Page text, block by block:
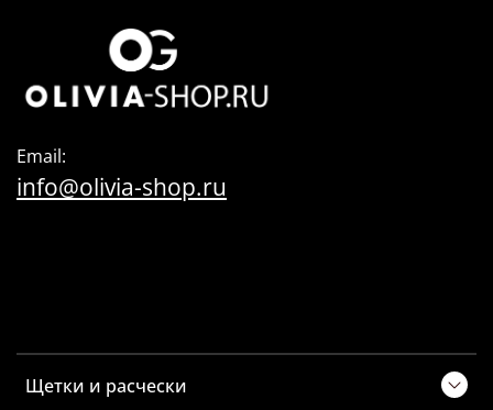
Щетки и расчески
Email:
info@olivia-shop.ru